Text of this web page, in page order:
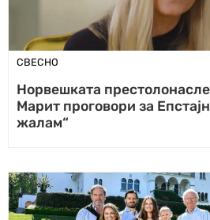
СВЕСНО
Норвешката
Марит проговори за
жалам“